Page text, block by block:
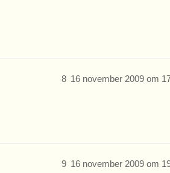
16 november 2009 om
8
16 november 2009 om
9